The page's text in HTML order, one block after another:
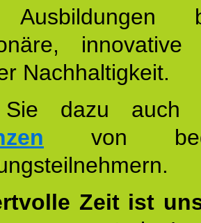
innovative
Nachhaltigkeit.
Sie dazu
von
Zeit ist